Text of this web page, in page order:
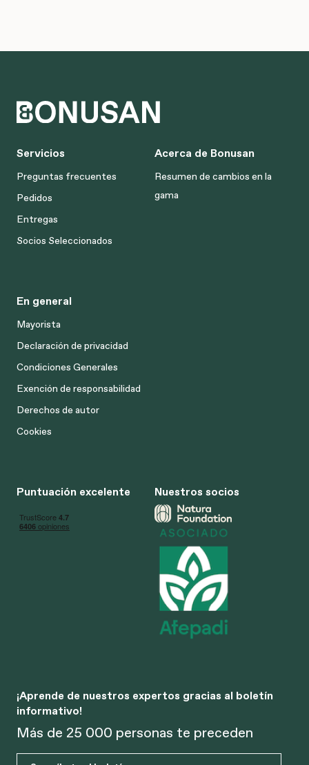
Servicios
Preguntas frecuentes
Pedidos
Entregas
Socios Seleccionados
Acerca de Bonusan
Resumen de cambios en la
gama
En general
Mayorista
Declaración de privacidad
Condiciones Generales
Exención de responsabilidad
Derechos de autor
Cookies
Puntuación excelente Nuestros socios
¡Aprende de nuestros expertos gracias al boletín
informativo!
Más de 25 000 personas te preceden